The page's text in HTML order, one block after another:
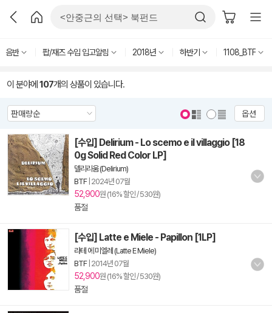
음반 팝/재즈 수입 입고알림 2018년 하반기 1108_BTF
이 분야에 107개의 상품이 있습니다.
옵션
[수입] Delirium - Lo scemo e il villaggio [18
0g Solid Red Color LP]
델리리움 (Delirium)
BTF| 2024년 07월
52,900원 (16% 할인 / 530원)
품절
[수입] Latte e Miele - Papillon [1LP]
라테 에 미엘레 (Latte E Miele)
BTF| 2014년 07월
52,900원 (16% 할인 / 530원)
품절